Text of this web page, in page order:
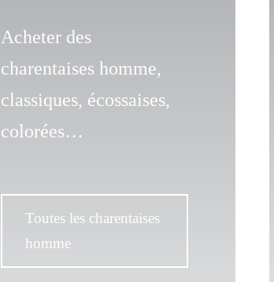
Acheter des
charentaises homme,
classiques, écossaises,
colorées…
Toutes les charentaises
homme